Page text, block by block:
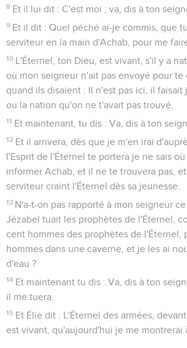
8 Et il lui dit : C'est moi ; va, dis à ton
9 Et il dit : Quel péché ai-je commis, que
serviteur en la main d'Achab, pour me
10 L'Éternel, ton Dieu, est vivant, s'il y a
où mon seigneur n'ait pas envoyé pour te
quand ils disaient : Il n'est pas ici, il faisait
ou la nation qu'on ne t'avait pas trouvé.
11 Et maintenant, tu dis : Va, dis à ton
12 Et il arrivera, dès que je m'en irai
l'Esprit de l'Éternel te portera je ne sais
informer Achab, et il ne te trouvera pas,
serviteur craint l'Éternel dès sa jeunesse.
13 N'a-t-on pas rapporté à mon seigneur
Jézabel tuait les prophètes de l'Éternel,
cent hommes des prophètes de l'Éternel,
hommes dans une caverne, et je les ai
d'eau ?
14 Et maintenant tu dis : Va, dis à ton
il me tuera.
15 Et Élie dit : L'Éternel des armées,
est vivant, qu'aujourd'hui je me montrerai